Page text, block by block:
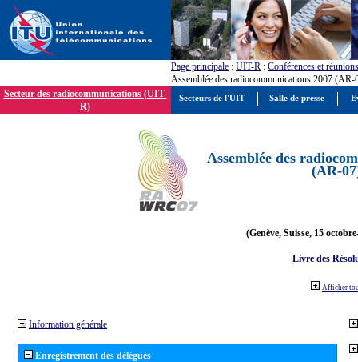
Page principale : UIT-R : Conférences et réunions
Assemblée des radiocommunications 2007 (AR-
Secteur des radiocommunications (UIT-
R)
Assemblée des
(AR-
(Genève, Suisse, 15
Livre des
Afficher
Information générale
Enregistrement des délégués
Secteurs de l'UIT Salle de presse